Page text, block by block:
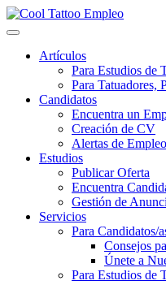
Skip
to
Artículos
Para Estudios de
Para Tatuadores,
Candidatos
Encuentra un
Creación de CV
Alertas de Empleo
Estudios
Publicar Oferta
Encuentra
Gestión de
Servicios
Para Candidatos/
Consejos
Únete a
Para Estudios de